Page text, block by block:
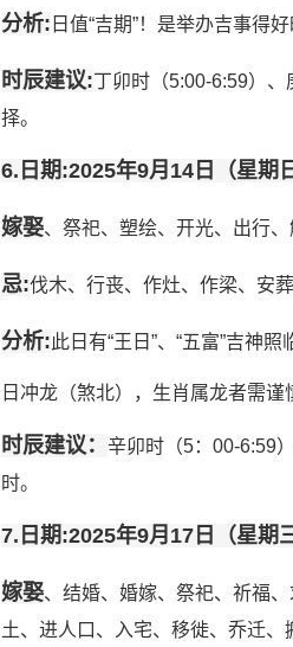
分析: 日值“吉期”！是举办吉事得
时辰建议:丁卯时（5:00-6:59）
择。
6.日期:2025年9月14日（星期
嫁娶、祭祀、塑绘、开光、出行
忌:伐木、行丧、作灶、作梁、安葬
分析:此日有“王日”、“五富”吉神
日冲龙（煞北），生肖属龙者需谨
时辰建议： 辛卯时（5：00-6:59
时。
7.日期:2025年9月17日（星期
嫁娶、结婚、婚嫁、祭祀、祈福
土、进人口、入宅、移徙、乔迁